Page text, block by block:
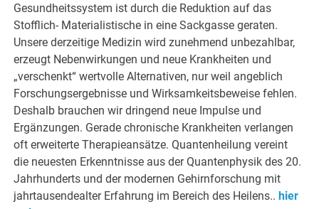
Gesundheitssystem ist durch die Reduktion auf das
Stofflich- Materialistische in eine Sackgasse geraten.
Unsere derzeitige Medizin wird zunehmend unbezahlbar,
erzeugt Nebenwirkungen und neue Krankheiten und
„verschenkt“ wertvolle Alternativen, nur weil angeblich
Forschungsergebnisse und Wirksamkeitsbeweise fehlen.
Deshalb brauchen wir dringend neue Impulse und
Ergänzungen. Gerade chronische Krankheiten verlangen
oft erweiterte Therapieansätze. Quantenheilung vereint
die neuesten Erkenntnisse aus der Quantenphysik des 20.
Jahrhunderts und der modernen Gehirnforschung mit
jahrtausendealter Erfahrung im Bereich des Heilens..hier